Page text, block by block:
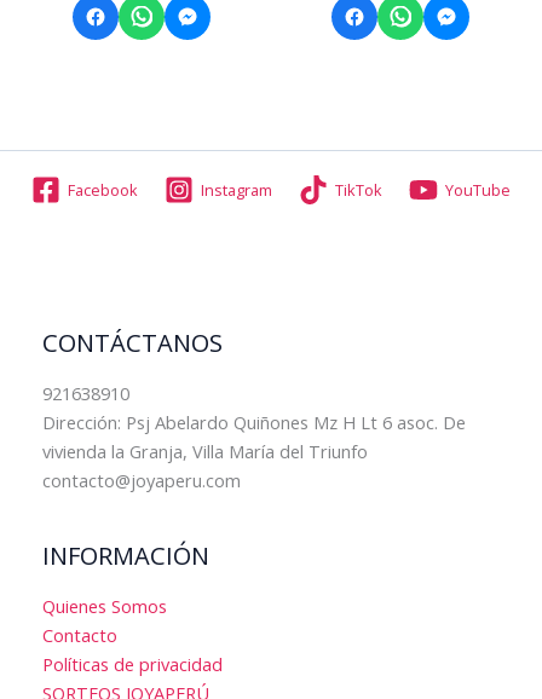
Facebook Instagram TikTok YouTube
CONTÁCTANOS
921638910
Dirección: Psj Abelardo Quiñones Mz H Lt 6 asoc. De
vivienda la Granja, Villa María del Triunfo
contacto@joyaperu.com
INFORMACIÓN
Quienes Somos
Contacto
Políticas de privacidad
SORTEOS JOYAPERÚ